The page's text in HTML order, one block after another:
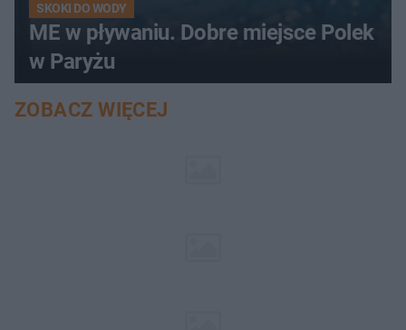
SKOKI DO WODY
ME w pływaniu. Dobre miejsce Polek
w Paryżu
ZOBACZ WIĘCEJ